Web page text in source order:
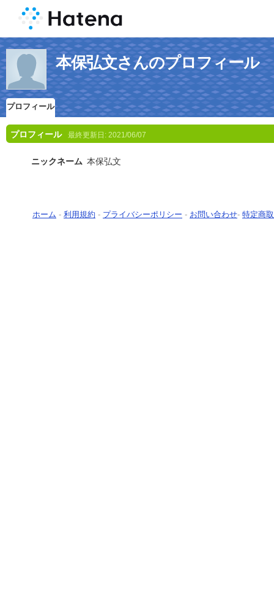
本保弘文さんのプロフィール
プロフィール
プロフィール 最終更新日: 2021/06/07
ニックネーム 本保弘文
ホーム - 利用規約 - プライバシーポリシー - お問い合わせ- 特定商